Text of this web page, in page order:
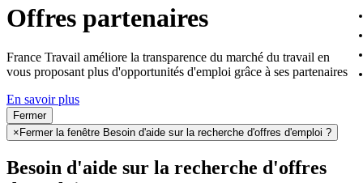
Offres partenaires
France Travail améliore la transparence du marché du travail en
vous proposant plus d'opportunités d'emploi grâce à ses partenaires
En savoir plus
Fermer
× Fermer la fenêtre Besoin d'aide sur la recherche d'offres d'emploi ?
Besoin d'aide sur la recherche d'offres